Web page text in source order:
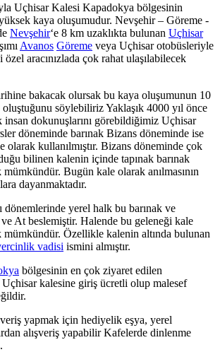
Uçhisar Kalesi Kapadokya bölgesinin
kaya oluşumudur. Nevşehir – Göreme -
Nevşehir‘e 8 km uzaklıkta bulunan Uçhisar
Avanos Göreme veya Uçhisar otobüsleriyle
aracınızlada çok rahat ulaşılabilecek
bakacak olursak bu kaya oluşumunun 10
söylebiliriz Yaklaşık 4000 yıl önce
dokunuşlarını görebildiğimiz Uçhisar
döneminde barınak Bizans döneminde ise
olarak kullanılmıştır. Bizans döneminde çok
bilinen kalenin içinde tapınak barınak
mümkündür. Bugün kale olarak anılmasının
dayanmaktadır.
dönemlerinde yerel halk bu barınak ve
At beslemiştir. Halende bu geleneği kale
mümkündür. Özellikle kalenin altında bulunan
vadisi ismini almıştır.
bölgesinin en çok ziyaret edilen
kalesine giriş ücretli olup malesef
yapmak için hediyelik eşya, yerel
alışveriş yapabilir Kafelerde dinlenme